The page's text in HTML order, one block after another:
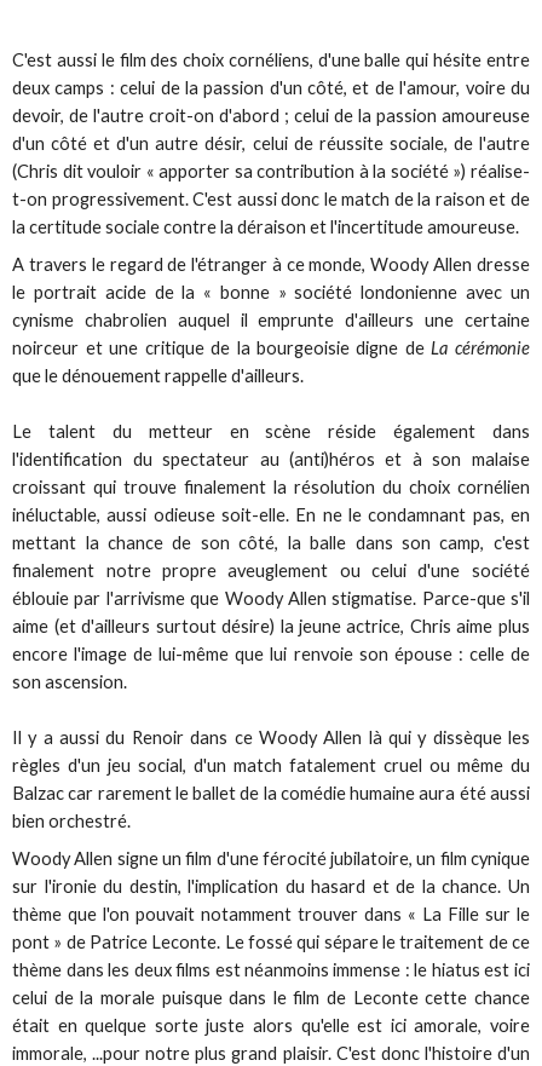
C'est aussi le film des choix cornéliens, d'une balle qui hésite entre
deux camps : celui de la passion d'un côté, et de l'amour, voire du
devoir, de l'autre croit-on d'abord ; celui de la passion amoureuse
d'un côté et d'un autre désir, celui de réussite sociale, de l'autre
(Chris dit vouloir « apporter sa contribution à la société ») réalise-
t-on progressivement. C'est aussi donc le match de la raison et de
la certitude sociale contre la déraison et l'incertitude amoureuse.
A travers le regard de l'étranger à ce monde, Woody Allen dresse
le portrait acide de la « bonne » société londonienne avec un
cynisme chabrolien auquel il emprunte d'ailleurs une certaine
noirceur et une critique de la bourgeoisie digne deLa cérémonie
que le dénouement rappelle d'ailleurs.
Le talent du metteur en scène réside également dans
l'identification du spectateur au (anti)héros et à son malaise
croissant qui trouve finalement la résolution du choix cornélien
inéluctable, aussi odieuse soit-elle. En ne le condamnant pas, en
mettant la chance de son côté, la balle dans son camp, c'est
finalement notre propre aveuglement ou celui d'une société
éblouie par l'arrivisme que Woody Allen stigmatise. Parce-que s'il
aime (et d'ailleurs surtout désire) la jeune actrice, Chris aime plus
encore l'image de lui-même que lui renvoie son épouse : celle de
son ascension.
Il y a aussi du Renoir dans ce Woody Allen là qui y dissèque les
règles d'un jeu social, d'un match fatalement cruel ou même du
Balzac car rarement le ballet de la comédie humaine aura été aussi
bien orchestré.
Woody Allen signe un film d'une férocité jubilatoire, un film cynique
sur l'ironie du destin, l'implication du hasard et de la chance. Un
thème que l'on pouvait notamment trouver dans « La Fille sur le
pont » de Patrice Leconte. Le fossé qui sépare le traitement de ce
thème dans les deux films est néanmoins immense : le hiatus est ici
celui de la morale puisque dans le film de Leconte cette chance
était en quelque sorte juste alors qu'elle est ici amorale, voire
immorale, ...pour notre plus grand plaisir. C'est donc l'histoire d'un